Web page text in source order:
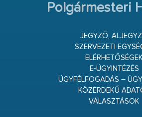
Polgármesteri
JEGYZŐ,
SZERVEZETI
ELÉRHETŐSÉGEK
E-ÜGYINTÉZÉS
ÜGYFÉLFOGADÁS –
KÖZÉRDEKŰ
VÁLASZTÁSOK